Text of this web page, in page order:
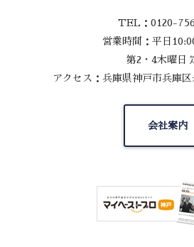
TEL：0120-
営業時間：平日
第2・4木曜日
アクセス：兵庫県神戸市兵庫
会社案内